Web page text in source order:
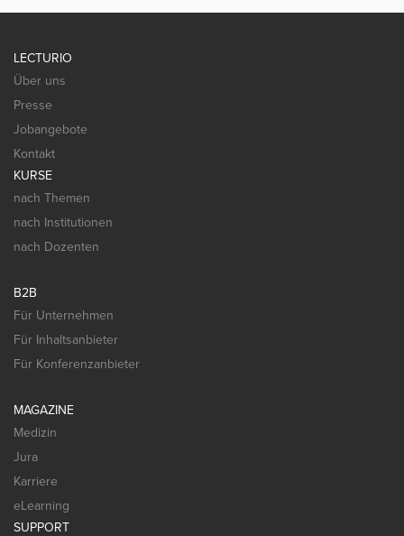
LECTURIO
Über uns
Presse
Jobangebote
Kontakt
KURSE
nach Themen
nach Institutionen
nach Dozenten
B2B
Für Unternehmen
Für Inhaltsanbieter
Für Konferenzanbieter
MAGAZINE
Medizin
Jura
Karriere
eLearning
SUPPORT